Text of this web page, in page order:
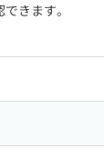
きます。